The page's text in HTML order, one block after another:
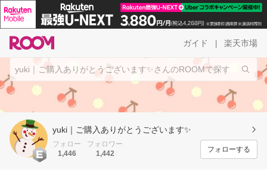
ガイド 楽天市場
yuki｜ご購入ありがとうございます✨
フォロー
1,446
フォロワー
1,442
フォローする